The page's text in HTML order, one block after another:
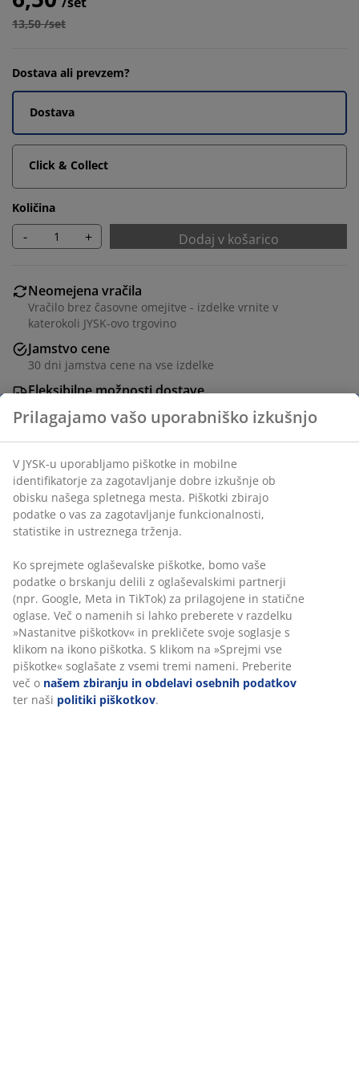
13,50 /set
Dostava ali prevzem?
Dostava
Click & Collect
Količina
- + Dodaj v košarico
Neomejena vračila
Vračilo brez časovne omejitve - izdelke vrnite v
katerokoli JYSK-ovo trgovino
Jamstvo cene
30 dni jamstva cene na vse izdelke
Fleksibilne možnosti dostave
Hitra in enostavna dostava po vašem izboru
Inventarna številka: 2773500
Podatki o izdelku
Ocene
(2)
Dostava
Prilagajamo vašo uporabniško izkušnjo
V JYSK-u uporabljamo piškotke in mobilne
identifikatorje za zagotavljanje dobre izkušnje ob
obisku našega spletnega mesta. Piškotki zbirajo
podatke o vas za zagotavljanje funkcionalnosti,
statistike in ustreznega trženja.
Ko sprejmete oglaševalske piškotke, bomo vaše
podatke o brskanju delili z oglaševalskimi partnerji
(npr. Google, Meta in TikTok) za prilagojene in statične
oglase. Več o namenih si lahko preberete v razdelku
»Nastanitve piškotkov« in prekličete svoje soglasje s
klikom na ikono piškotka. S klikom na »Sprejmi vse
piškotke« soglašate z vsemi tremi nameni. Preberite
več o našem zbiranju in obdelavi osebnih podatkov
ter naši politiki piškotkov.